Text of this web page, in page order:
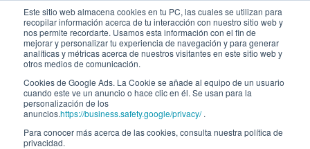
Este sitio web almacena cookies en tu PC, las cuales se utilizan para
recopilar información acerca de tu interacción con nuestro sitio web y
nos permite recordarte. Usamos esta información con el fin de
mejorar y personalizar tu experiencia de navegación y para generar
analíticas y métricas acerca de nuestros visitantes en este sitio web y
otros medios de comunicación.
Cookies de Google Ads. La Cookie se añade al equipo de un usuario
cuando este ve un anuncio o hace clic en él. Se usan para la
personalización de los
anuncios.https://business.safety.google/privacy/.
Para conocer más acerca de las cookies, consulta nuestra política de
privacidad.
Afi Global Education
Sobre nosotros